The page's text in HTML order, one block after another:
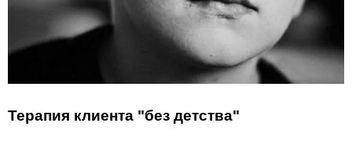
Терапия клиента "без детства"